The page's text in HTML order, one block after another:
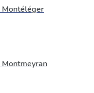
Montéléger
Montmeyran